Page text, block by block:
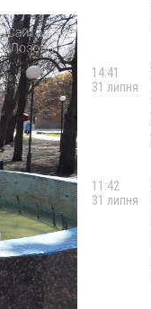
14:41
31 липня
11:42
31 липня